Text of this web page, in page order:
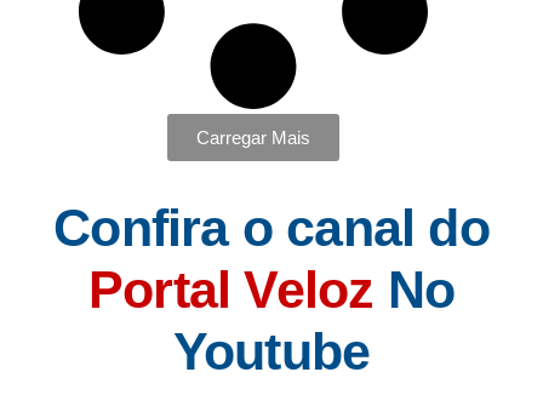
Carregar Mais
Confira o canal do
Portal Veloz No
Youtube